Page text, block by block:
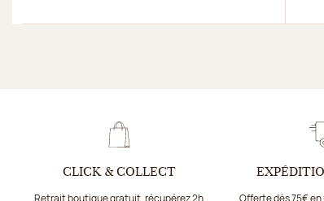
CLICK & COLLECT
Retrait boutique gratuit, récupérez 2h
Offerte dès 75€